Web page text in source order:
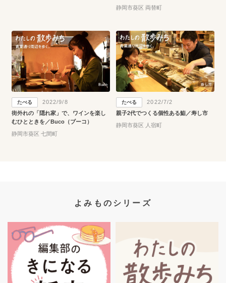
静岡市葵区 両替町
たべる
2022/9/8
街外れの「隠れ家」で、ワインを楽し
むひとときを／Buco（ブーコ）
静岡市葵区 七間町
たべる
2022/7/2
親子2代でつくる個性ある鮨／寿し市
静岡市葵区 人宿町
よみものシリーズ